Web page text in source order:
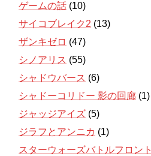
ゲームの話 (10)
サイコブレイク2 (13)
ザンキゼロ (47)
シノアリス (55)
シャドウバース (6)
シャドーコリドー 影の回廊 (1)
ジャッジアイズ (5)
ジラフとアンニカ (1)
スターウォーズバトルフロント